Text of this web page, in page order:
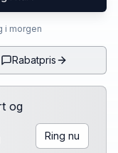
i morgen
Rabatpris
og
Ring nu